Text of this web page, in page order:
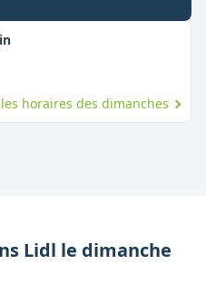
,
horaires des dimanches
Lidl le dimanche